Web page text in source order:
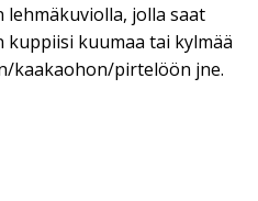
jolla saat
kuppiisi kuumaa tai kylmää
kaakaohon/pirtelöön jne.